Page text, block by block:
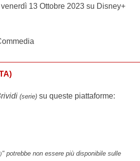
venerdì 13 Ottobre 2023 su Disney+
(serie) su queste piattaforme:
" potrebbe non essere più disponibile sulle